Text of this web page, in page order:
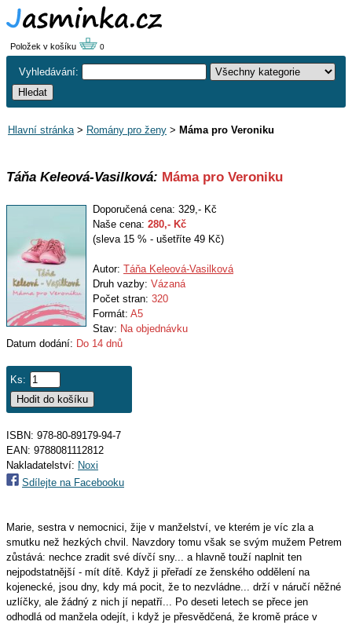
Položek v košíku 0
Vyhledávání:
Hlavní stránka> Romány pro ženy > Máma pro Veroniku
Táňa Keleová-Vasilková: Máma pro Veroniku
Doporučená cena: 329,- Kč
Naše cena: 280,- Kč
(sleva 15 % - ušetříte 49 Kč)
Autor: Táňa Keleová-Vasilková
Druh vazby: Vázaná
Počet stran: 320
Formát: A5
Stav: Na objednávku
Datum dodání: Do 14 dnů
Ks:
ISBN: 978-80-89179-94-7
EAN: 9788081112812
Nakladatelství: Noxi
Sdílejte na Facebooku
Marie, sestra v nemocnici, žije v manželství, ve kterém je víc zla a
smutku než hezkých chvil. Navzdory tomu však se svým mužem Petrem
zůstává: nechce zradit své dívčí sny... a hlavně touží naplnit ten
nejpodstatnější - mít dítě. Když ji přeřadí ze ženského oddělení na
kojenecké, jsou dny, kdy má pocit, že to nezvládne... drží v náručí něžné
uzlíčky, ale žádný z nich jí nepatří... Po deseti letech se přece jen
odhodlá od manžela odejít, i když je přesvědčená, že kromě práce v